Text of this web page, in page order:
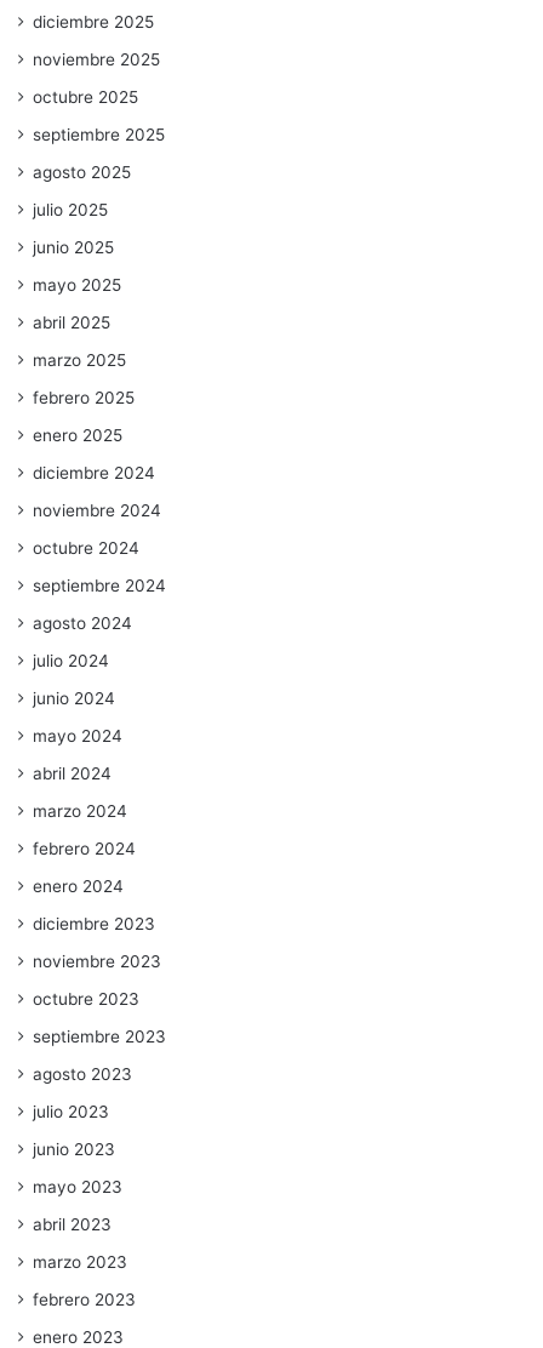
diciembre 2025
noviembre 2025
octubre 2025
septiembre 2025
agosto 2025
julio 2025
junio 2025
mayo 2025
abril 2025
marzo 2025
febrero 2025
enero 2025
diciembre 2024
noviembre 2024
octubre 2024
septiembre 2024
agosto 2024
julio 2024
junio 2024
mayo 2024
abril 2024
marzo 2024
febrero 2024
enero 2024
diciembre 2023
noviembre 2023
octubre 2023
septiembre 2023
agosto 2023
julio 2023
junio 2023
mayo 2023
abril 2023
marzo 2023
febrero 2023
enero 2023